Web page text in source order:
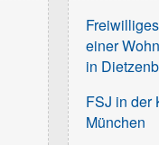
einer
in
FSJ in der
München